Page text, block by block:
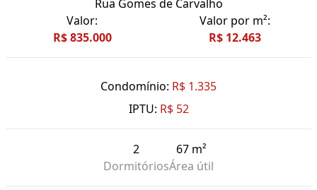
Rua Gomes de Carvalho
Valor:
R$ 835.000
Valor por m²:
R$ 12.463
Condomínio: R$ 1.335
IPTU: R$ 52
2
Dormitórios
67 m²
Área útil